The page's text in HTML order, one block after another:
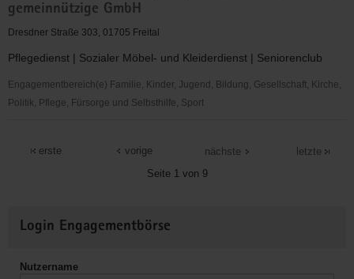
Morbus
Bechterew
Sachsen
gemeinnützige GmbH
Dresdner Straße 303, 01705 Freital
Pflegedienst | Sozialer Möbel- und Kleiderdienst | Seniorenclub
Engagementbereich(e) Familie, Kinder, Jugend, Bildung, Gesellschaft, Kirche,
Politik, Pflege, Fürsorge und Selbsthilfe, Sport
Soziale
Dienste
GmbH
erste
vorige
Seite 1 von 9
nächste letzte
Informationen
Login Engagementbörse
Nutzername